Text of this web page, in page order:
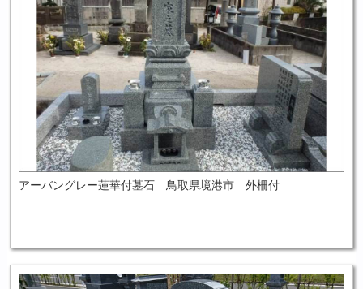
アーバングレー蓮華付墓石 鳥取県境港市 外柵付